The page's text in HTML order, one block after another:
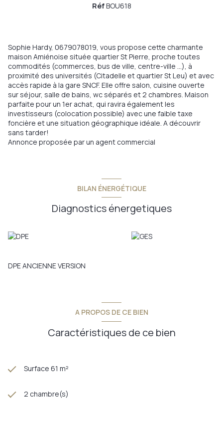
RéfBOU618
Sophie Hardy, 0679078019, vous propose cette charmante
maison Amiénoise située quartier St Pierre, proche toutes
commodités (commerces, bus de ville, centre-ville ...), à
proximité des universités (Citadelle et quartier St Leu) et avec
accès rapide à la gare SNCF. Elle offre salon, cuisine ouverte
sur séjour, salle de bains, wc séparés et 2 chambres. Maison
parfaite pour un 1er achat, qui ravira également les
investisseurs (colocation possible) avec une faible taxe
foncière et une situation géographique idéale. A découvrir
sans tarder!
Annonce proposée par un agent commercial
BILAN ÉNERGÉTIQUE
Diagnostics énergetiques
DPE ANCIENNE VERSION
A PROPOS DE CE BIEN
Caractéristiques de ce bien
Surface 61 m²
2 chambre(s)